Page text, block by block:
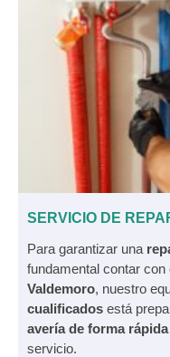
SERVICIO DE
Para garantizar una
fundamental contar
Valdemoro, nuestro
cualificados está
avería de forma
servicio.